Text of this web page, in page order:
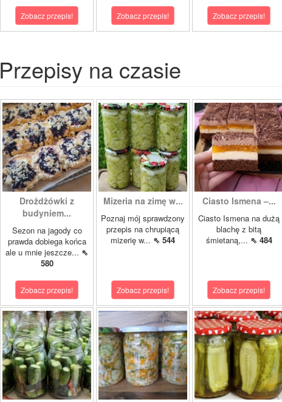
Zobacz przepis! Zobacz przepis! Zobacz przepis!
Przepisy na czasie
Drożdżówki z
budyniem...
Sezon na jagody co
prawda dobiega końca
ale u mnie jeszcze... ⇖
580
Zobacz przepis!
Mizeria na zimę w...
Poznaj mój sprawdzony
przepis na chrupiącą
mizerię w... ⇖ 544
Zobacz przepis!
Ciasto Ismena –...
Ciasto Ismena na dużą
blachę z bitą
śmietaną,... ⇖ 484
Zobacz przepis!